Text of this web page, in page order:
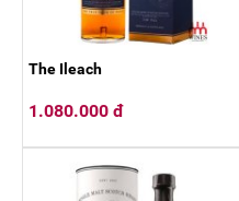
The Ileach
1.080.000 đ